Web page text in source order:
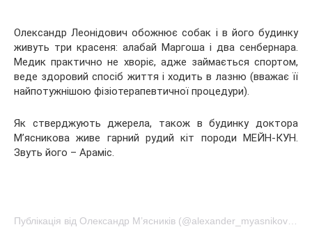
Олександр Леонідович обожнює собак і в його будинку
живуть три красеня: алабай Маргоша і два сенбернара.
Медик практично не хворіє, адже займається спортом,
веде здоровий спосіб життя і ходить в лазню (вважає її
найпотужнішою фізіотерапевтичної процедури).
Як стверджують джерела, також в будинку доктора
М’ясникова живе гарний рудий кіт породи МЕЙН-КУН.
Звуть його – Араміс.